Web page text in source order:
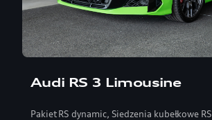
Audi RS 3 Limousine
Pakiet RS dynamic, Siedzenia kubełkowe RS